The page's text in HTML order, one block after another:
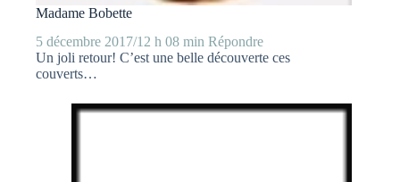
Madame Bobette
5 décembre 2017/12 h 08 min Répondre
Un joli retour! C’est une belle découverte ces
couverts…